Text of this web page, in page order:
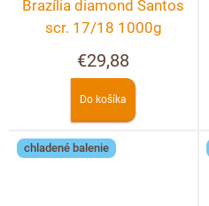
Brazília diamond Santos
scr. 17/18 1000g
€29,88
Do košíka
chladené balenie